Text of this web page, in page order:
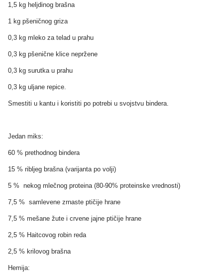
1,5 kg heljdinog brašna
1 kg pšeničnog griza
0,3 kg mleko za telad u prahu
0,3 kg pšenične klice nepržene
0,3 kg surutka u prahu
0,3 kg uljane repice.
Smestiti u kantu i koristiti po potrebi u svojstvu bindera.
Jedan miks:
60 % prethodnog bindera
15 % ribljeg brašna (varijanta po volji)
5 % nekog mlečnog proteina (80-90% proteinske vrednosti)
7,5 % samlevene zrnaste ptičije hrane
7,5 % mešane žute i crvene jajne ptičije hrane
2,5 % Haitcovog robin reda
2,5 % krilovog brašna
Hemija: